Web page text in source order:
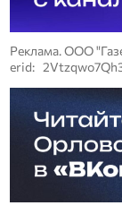
Реклама. ООО
erid: